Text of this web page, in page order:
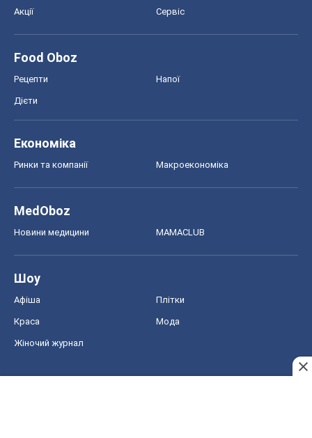
Акції Сервіс
Food Oboz
Рецепти Напої
Дієти
Економіка
Ринки та компанії Макроекономіка
MedOboz
Новини медицини MAMACLUB
Шоу
Афіша Плітки
Краса Мода
Жіночий журнал